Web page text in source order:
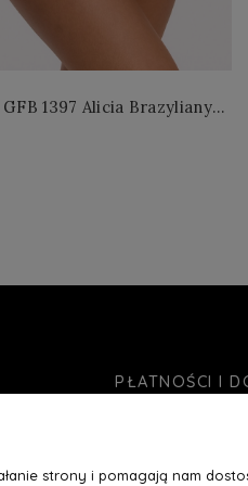
1397 Alicia Brazyliany
PŁATNOŚCI I
strony i pomagają nam